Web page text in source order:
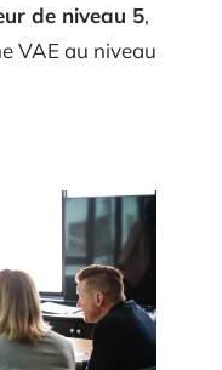
de niveau 5,
VAE au niveau